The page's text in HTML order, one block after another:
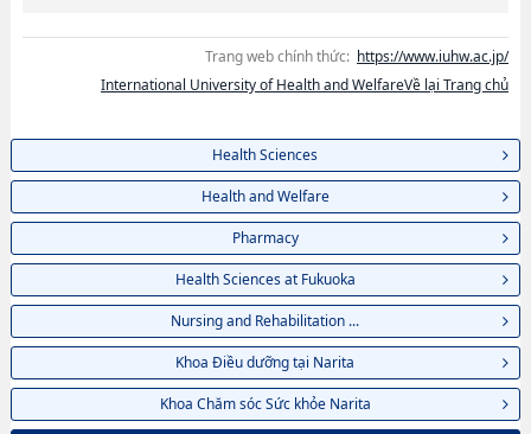
Trang web chính thức: https://www.iuhw.ac.jp/
International University of Health and WelfareVề lại Trang chủ
Health Sciences
Health and Welfare
Pharmacy
Health Sciences at Fukuoka
Nursing and Rehabilitation ...
Khoa Điều dưỡng tại Narita
Khoa Chăm sóc Sức khỏe Narita